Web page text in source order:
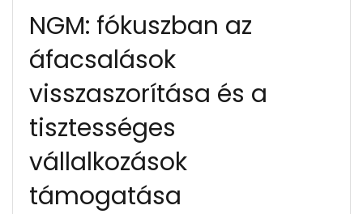
NGM: fókuszban az
áfacsalások
visszaszorítása és a
tisztességes
vállalkozások
támogatása